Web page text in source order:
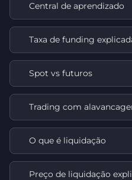
Central de aprendizado
Taxa de funding
Spot vs futuros
Trading com
O que é liquidação
Preço de liquidação